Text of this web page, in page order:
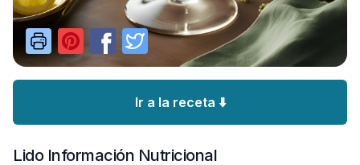
Ir a la receta ⬇️
LidoInformación Nutricional